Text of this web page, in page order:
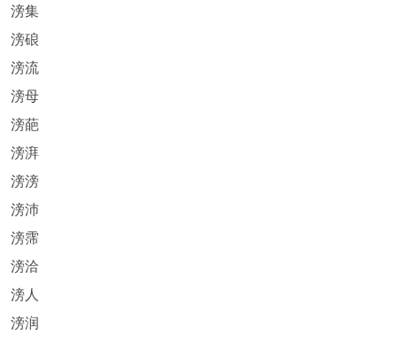
滂集
滂硠
滂流
滂母
滂葩
滂湃
滂滂
滂沛
滂霈
滂洽
滂人
滂润